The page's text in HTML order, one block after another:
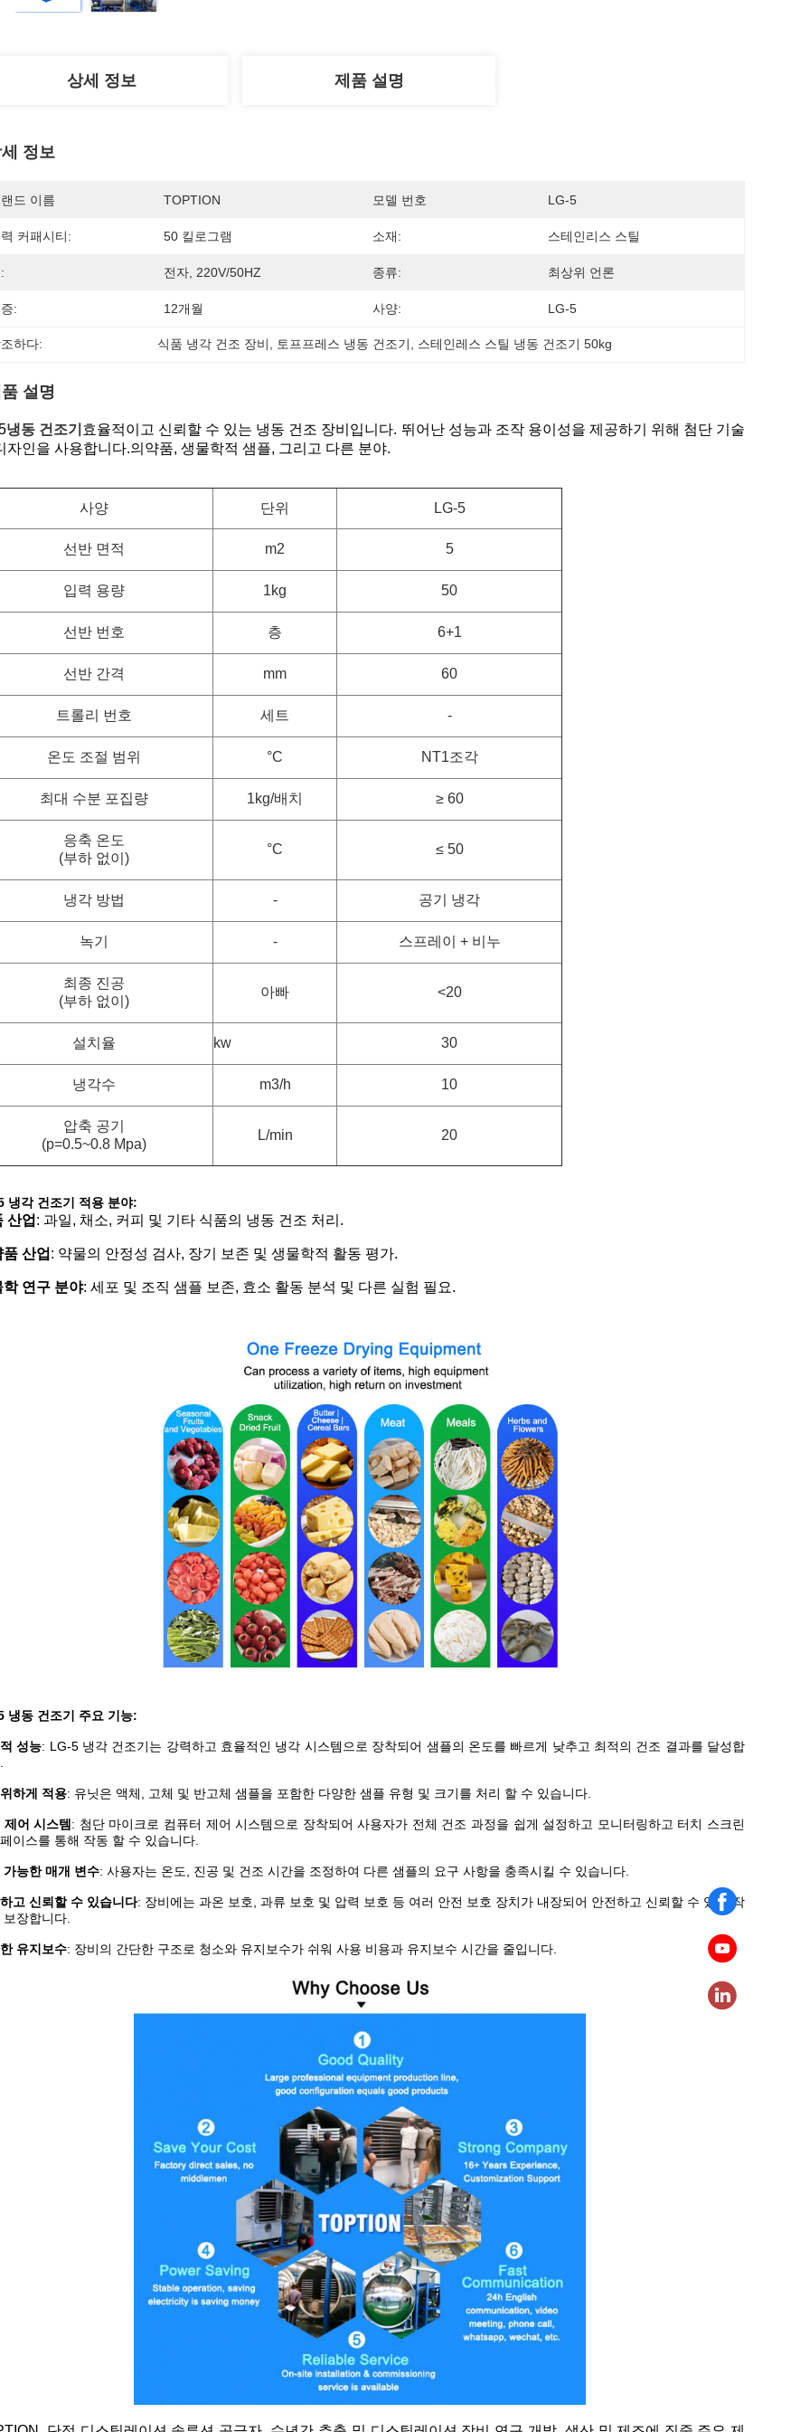
상세 정보 제품 설명
정보
드 이름 TOPTION 모델 번호 LG-5
커패시티: 50 킬로그램 소재: 스테인리스 스틸
전자, 220V/50HZ 종류: 최상위 언론
: 12개월 사양: LG-5
하다: 식품 냉각 건조 장비 토프프레스 냉동 건조기 스테인레스 스틸 냉동 건조기 50kg
설명
냉동 건조기 효율적이고 신뢰할 수 있는 냉동 건조 장비입니다. 뛰어난 성능과 조작 용이성을 제공하기 위해 첨단 기술
자인을 사용합니다.의약품, 생물학적 샘플, 그리고 다른 분야.
사양 단위 LG-5
선반 면적 m2 5
입력 용량 1kg 50
선반 번호 층 6+1
선반 간격 mm 60
트롤리 번호 세트 -
온도 조절 범위 °C NT1조각
최대 수분 포집량 1kg/배치 ≥ 60
응축 온도
(부하 없이)
°C ≤ 50
냉각 방법 - 공기 냉각
녹기 - 스프레이 + 비누
최종 진공
(부하 없이)
아빠 <20
설치율 kw 30
냉각수 m3/h 10
압축 공기
(p=0.5~0.8 Mpa)
L/min 20
냉각 건조기 적용 분야:
산업 : 과일, 채소, 커피 및 기타 식품의 냉동 건조 처리.
산업 : 약물의 안정성 검사, 장기 보존 및 생물학적 활동 평가.
학 연구 분야: 세포 및 조직 샘플 보존, 효소 활동 분석 및 다른 실험 필요.
냉동 건조기 주요 기능:
성능: LG-5 냉각 건조기는 강력하고 효율적인 냉각 시스템으로 장착되어 샘플의 온도를 빠르게 낮추고 최적의 건조 결과를 달성합
하게 적용: 유닛은 액체, 고체 및 반고체 샘플을 포함한 다양한 샘플 유형 및 크기를 처리 할 수 있습니다.
제어 시스템 : 첨단 마이크로 컴퓨터 제어 시스템으로 장착되어 사용자가 전체 건조 과정을 쉽게 설정하고 모니터링하고 터치 스크린
이스를 통해 작동 할 수 있습니다.
가능한 매개 변수: 사용자는 온도, 진공 및 건조 시간을 조정하여 다른 샘플의 요구 사항을 충족시킬 수 있습니다.
고 신뢰할 수 있습니다: 장비에는 과온 보호, 과류 보호 및 압력 보호 등 여러 안전 보호 장치가 내장되어 안전하고 신뢰할 수 있는 작
장합니다.
유지보수: 장비의 간단한 구조로 청소와 유지보수가 쉬워 사용 비용과 유지보수 시간을 줄입니다.